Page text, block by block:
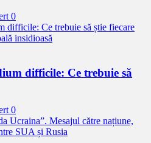
0
difficile: Ce trebuie să
0